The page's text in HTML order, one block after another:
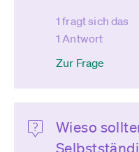
1 fragt sich das
1 Antwort
Zur Frage
Wieso